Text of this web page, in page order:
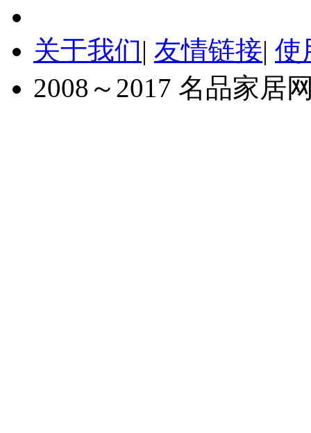
关于我们| 友情链接| 使
2008～2017 名品家居